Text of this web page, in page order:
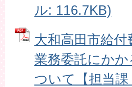
ル: 116.7KB)
大和高田市給
業務委託にか
ついて【担当